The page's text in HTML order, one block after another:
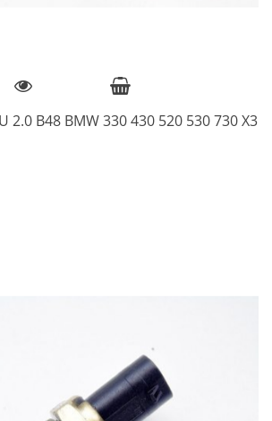
2.0 B48 BMW 330 430 520 530 730 X3